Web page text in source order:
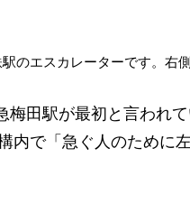
のエスカレーターです。右
梅田駅が最初と言われ
内で「急ぐ人のために